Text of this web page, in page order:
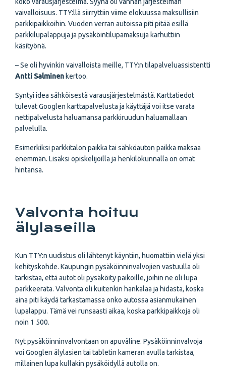
koko varausjärjestelmä. Syynä oli vanhan järjestelmän
vaivalloisuus. TTY:llä siirryttiin viime elokuussa maksullisiin
parkkipaikkoihin. Vuoden verran autoissa piti pitää esillä
parkkilupalappuja ja pysäköintilupamaksuja karhuttiin
käsityönä.
– Se oli hyvinkin vaivalloista meille, TTY:n tilapalveluassistentti
Antti Salminen kertoo.
Syntyi idea sähköisestä varausjärjestelmästä. Karttatiedot
tulevat Googlen karttapalvelusta ja käyttäjä voi itse varata
nettipalvelusta haluamansa parkkiruudun haluamallaan
palvelulla.
Esimerkiksi parkkitalon paikka tai sähköauton paikka maksaa
enemmän. Lisäksi opiskelijoilla ja henkilökunnalla on omat
hintansa.
Valvonta hoituu
älylaseilla
Kun TTY:n uudistus oli lähtenyt käyntiin, huomattiin vielä yksi
kehityskohde. Kaupungin pysäköinninvalvojien vastuulla oli
tarkistaa, että autot oli pysäköity paikoille, joihin ne oli lupa
parkkeerata. Valvonta oli kuitenkin hankalaa ja hidasta, koska
aina piti käydä tarkastamassa onko autossa asianmukainen
lupalappu. Tämä vei runsaasti aikaa, koska parkkipaikkoja oli
noin 1 500.
Nyt pysäköinninvalvontaan on apuväline. Pysäköinninvalvoja
voi Googlen älylasien tai tabletin kameran avulla tarkistaa,
millainen lupa kullakin pysäköidyllä autolla on.